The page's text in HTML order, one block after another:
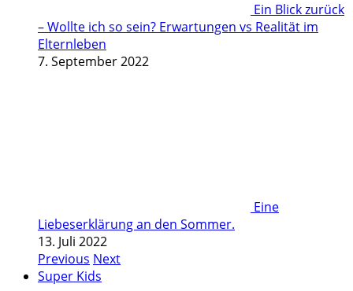
Ein Blick zurück
– Wollte ich so sein? Erwartungen vs Realität im
Elternleben
7. September 2022
Eine
Liebeserklärung an den Sommer.
13. Juli 2022
Previous Next
Super Kids